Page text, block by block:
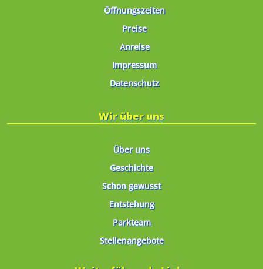
Öffnungszeiten
Preise
Anreise
Impressum
Datenschutz
Wir über uns
Über uns
Geschichte
Schon gewusst
Entstehung
Parkteam
Stellenangebote